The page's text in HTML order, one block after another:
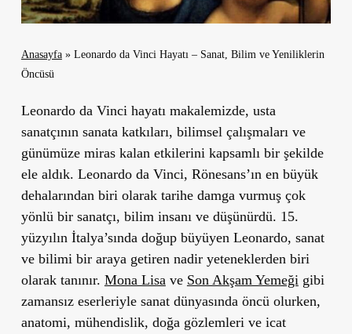
Anasayfa» Leonardo da Vinci Hayatı – Sanat, Bilim ve Yeniliklerin
Öncüsü
Leonardo da Vinci hayatı makalemizde, usta
sanatçının sanata katkıları, bilimsel çalışmaları ve
günümüze miras kalan etkilerini kapsamlı bir şekilde
ele aldık. Leonardo da Vinci, Rönesans’ın en büyük
dehalarından biri olarak tarihe damga vurmuş çok
yönlü bir sanatçı, bilim insanı ve düşünürdü. 15.
yüzyılın İtalya’sında doğup büyüyen Leonardo, sanat
ve bilimi bir araya getiren nadir yeteneklerden biri
olarak tanınır. Mona Lisa ve Son Akşam Yemeği gibi
zamansız eserleriyle sanat dünyasında öncü olurken,
anatomi, mühendislik, doğa gözlemleri ve icat